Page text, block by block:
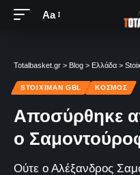
Aa
Totalbasket.gr > Blog > Ελλάδα >
STOIXIMAN GBL ΚΌΣΜΟΣ
Αποσύρθηκε
ο
Ούτε ο Αλέξανδρος